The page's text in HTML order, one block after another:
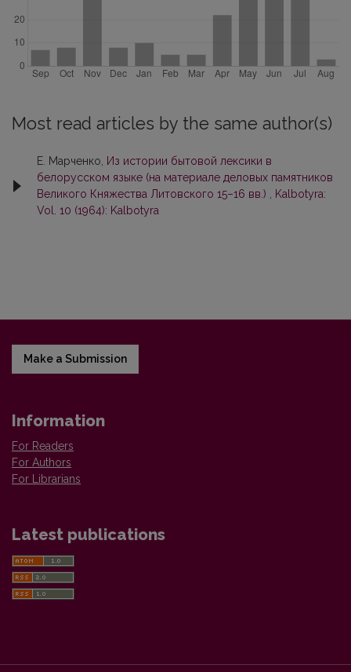
Most read articles by the same author(s)
Е. Марченко,
Из истории бытовой лексики в
белорусском языке (на материале деловых памятников
Великого Княжества Литовского 15–16 вв.)
Kalbotyra:
Vol. 10 (1964): Kalbotyra
Make a Submission
Information
For Readers
For Authors
For Librarians
Latest publications